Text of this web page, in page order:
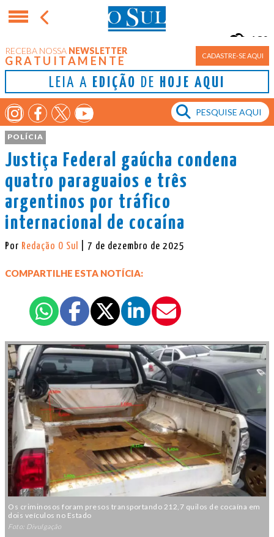
RECEBA NOSSA NEWSLETTER
GRATUITAMENTE CADASTRE-SE AQUI
LEIA A EDIÇÃO DE HOJE AQUI
Porto Alegre
18°
POLÍCIA
Justiça Federal gaúcha condena
quatro paraguaios e três
argentinos por tráfico
internacional de cocaína
Por Redação O Sul | 7 de dezembro de 2025
COMPARTILHE ESTA NOTÍCIA:
Os criminosos foram presos transportando 212,7 quilos de cocaína em
dois veículos no Estado
Foto: Divulgação